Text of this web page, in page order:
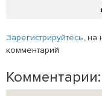
Зарегистрируйтесь, на
комментарий
Комментарии: